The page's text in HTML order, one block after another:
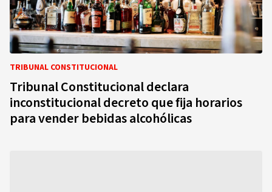
TRIBUNAL CONSTITUCIONAL
Tribunal Constitucional declara
inconstitucional decreto que fija horarios
para vender bebidas alcohólicas